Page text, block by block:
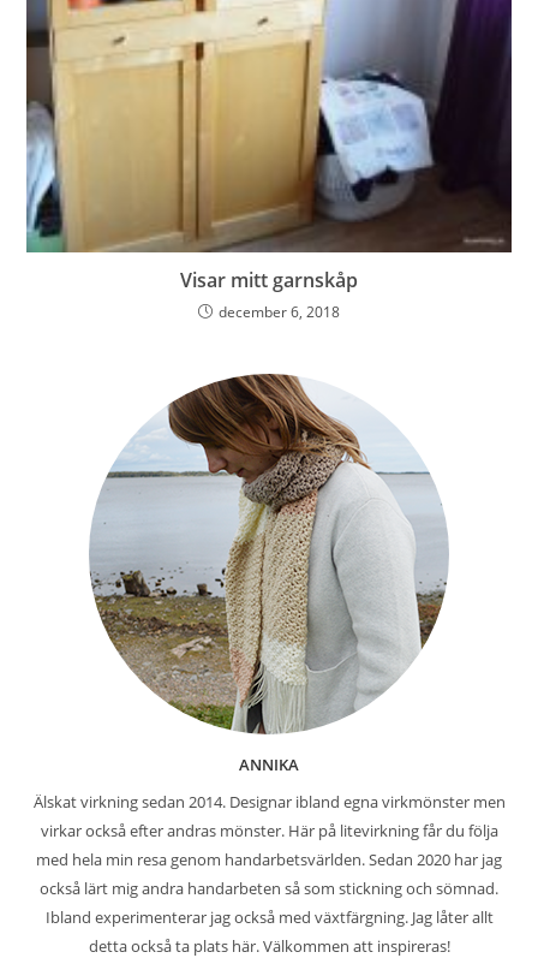
Visar mitt garnskåp
december 6, 2018
ANNIKA
Älskat virkning sedan 2014. Designar ibland egna virkmönster men
virkar också efter andras mönster. Här på litevirkning får du följa
med hela min resa genom handarbetsvärlden. Sedan 2020 har jag
också lärt mig andra handarbeten så som stickning och sömnad.
Ibland experimenterar jag också med växtfärgning. Jag låter allt
detta också ta plats här. Välkommen att inspireras!